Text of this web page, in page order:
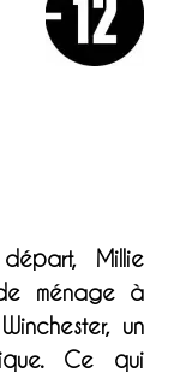
Millie
ménage à
un
Ce qui